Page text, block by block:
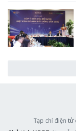
Tạp chí điện tử